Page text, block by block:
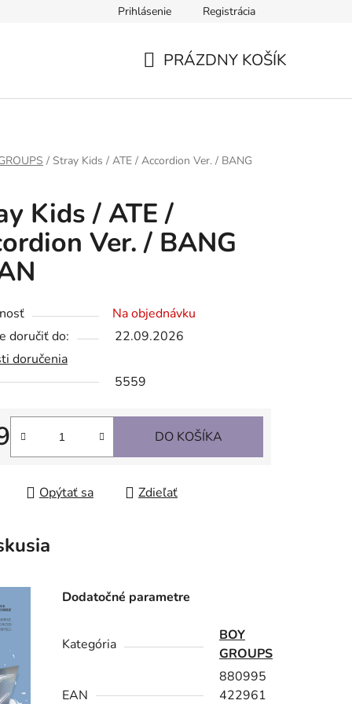
Prihlásenie Registrácia
PRÁZDNY KOŠÍK
/ Stray Kids / ATE / Accordion Ver. / BANG
Kids / ATE /
Ver. / BANG
Na objednávku
doručiť do:
22.09.2026
doručenia
5559
cena:
DO KOŠÍKA
Opýtať sa Zdieľať
Dodatočné parametre
Kategória
BOY
GROUPS
EAN
880995
422961